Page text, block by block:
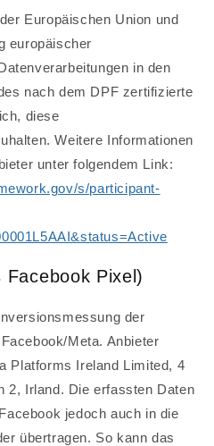
Europäischen Union und
europäischer
in den
nach dem DPF zertifizierte
diese
Weitere Informationen
unter folgendem Link:
s/participant-
Pixel)
der
Meta. Anbieter
Platforms Ireland Limited, 4
2, Irland. Die erfassten Daten
jedoch auch in die
übertragen. So kann das